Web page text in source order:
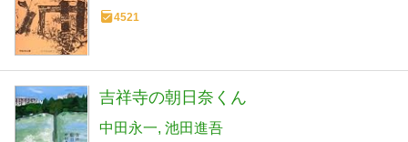
4521
吉祥寺の朝日奈くん
中田永一 池田進吾